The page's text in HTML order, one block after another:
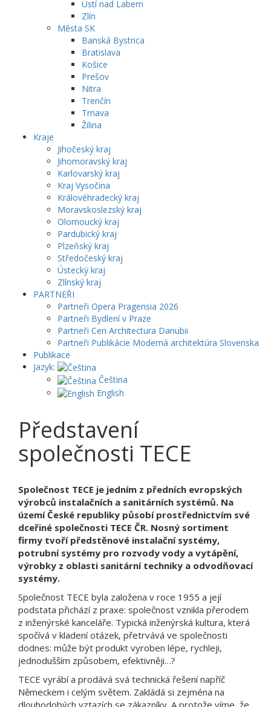
Ústí nad Labem
Zlín
Města SK
Banská Bystrica
Bratislava
Košice
Prešov
Nitra
Trenčín
Trnava
Žilina
Kraje
Jihočeský kraj
Jihomoravský kraj
Karlovarský kraj
Kraj Vysočina
Královéhradecký kraj
Moravskoslezský kraj
Olomoucký kraj
Pardubický kraj
Plzeňský kraj
Středočeský kraj
Ústecký kraj
Zlínský kraj
PARTNEŘI
Partneři Opera Pragensia 2026
Partneři Bydlení v Praze
Partneři Cen Architectura Danubii
Partneři Publikácie Moderná architektúra Slovenska
Publikace
Jazyk:
Čeština
English
Představení
společnosti TECE
Společnost TECE je jedním z předních evropských
výrobců instalačních a sanitárních systémů. Na
území České republiky působí prostřednictvím své
dceřiné společnosti TECE ČR. Nosný sortiment
firmy tvoří předstěnové instalační systémy,
potrubní systémy pro rozvody vody a vytápění,
výrobky z oblasti sanitární techniky a odvodňovací
systémy.
Společnost TECE byla založena v roce 1955 a její
podstata přichází z praxe: společnost vznikla přerodem
z inženýrské kanceláře. Typická inženýrská kultura, která
spočívá v kladení otázek, přetrvává ve společnosti
dodnes: může být produkt vyroben lépe, rychleji,
jednodušším způsobem, efektivněji…?
TECE vyrábí a prodává svá technická řešení napříč
Německem i celým světem. Zakládá si zejména na
dlouhodobých vztazích se zákazníky. A protože víme, že